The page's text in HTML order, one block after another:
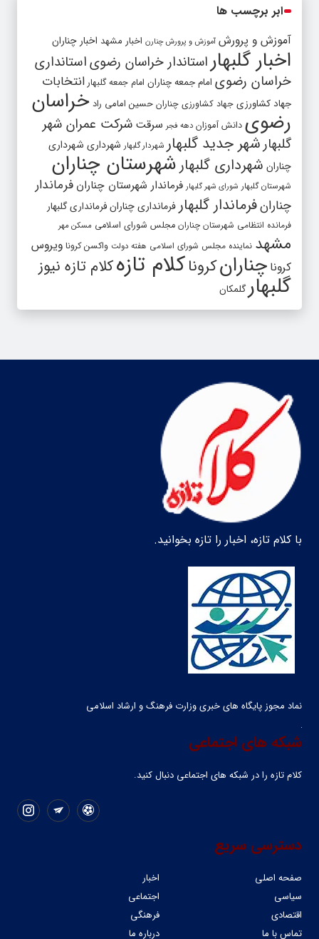
ابر برچسب ها
آموزش و پرورش آموزش و پرورش چنارن اخبار مشهد اخبار چناران
اخبار گلبهار استاندار خراسان رضویاستانداری
خراسان رضوی امام جمعه چناران امام جمعه گلبهار انتخابات
جهاد کشاورزی جهاد کشاورزی چناران حسین امامی راد خراسان
رضوی دانش آموزان دهه فجر سرقت شرکت عمران شهر
گلبهارشهر جدید گلبهار شهردار گلبهار شهرداری شهرداری
چناران شهرداری گلبهار شهرستان چناران
شهرستان گلبهار شورای شهر گلبهار فرماندار شهرستان چناران فرماندار
چنارانفرماندار گلبهار فرمانداری چنارانفرمانداری گلبهار
فرمانده انتظامی شهرستان چناران مجلس شورای اسلامی مسکن مهر
مشهد نماینده مجلس شورای اسلامی هفته دولت واکسن کرونا ویروس
کرونا چنارانکروناکلام تازهکلام تازه نیوز
گلبهارگلمکان
با کلام تازه، اخبار را تازه بخوانید.
نماد مجوز پایگاه های خبری وزارت فرهنگ و ارشاد اسلامی
شبکه های اجتماعی
کلام تازه را در شبکه ‌های اجتماعی دنبال کنید.
دسترسی سریع
صفحه اصلی
اخبار
سیاسی
اجتماعی
اقتصادی
فرهنگی
تماس با ما
درباره ما